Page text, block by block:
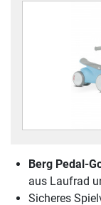
Berg Pedal-
aus Laufrad
Sicheres